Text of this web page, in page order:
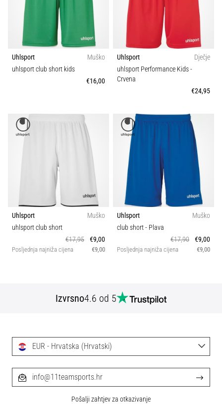
Uhlsport
Muško
uhlsport club short kids
€16,00
Uhlsport
Dječje
uhlsport Performance Kids-
Crvena
€24,95
Uhlsport
Muško
uhlsport club short
€17,95
€9,00
Posljednja najniža cijena €9,00
Uhlsport
Muško
club short- Plava
€17,90
€9,00
Posljednja najniža cijena €9,00
Izvrsno4.6 od 5
EUR - Hrvatska (Hrvatski)
info@11teamsports.hr
Pošalji zahtjev za otkazivanje